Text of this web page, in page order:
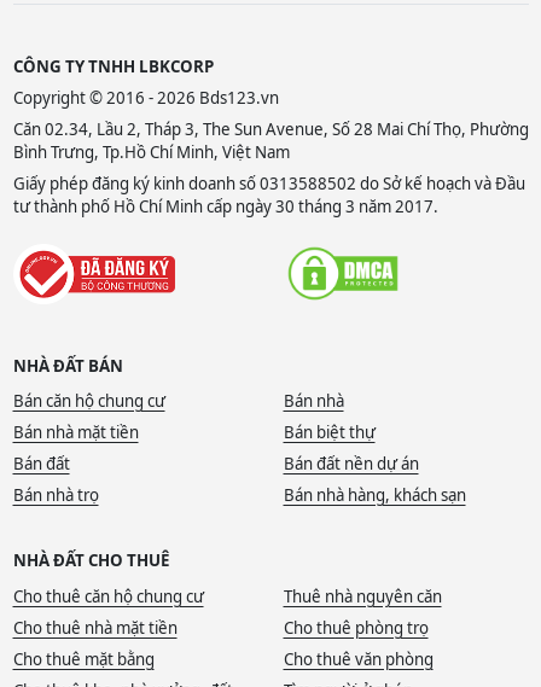
CÔNG TY TNHH LBKCORP
Copyright © 2016 - 2026 Bds123.vn
Căn 02.34, Lầu 2, Tháp 3, The Sun Avenue, Số 28 Mai Chí Thọ, Phường
Bình Trưng, Tp.Hồ Chí Minh, Việt Nam
Giấy phép đăng ký kinh doanh số 0313588502 do Sở kế hoạch và Đầu
tư thành phố Hồ Chí Minh cấp ngày 30 tháng 3 năm 2017.
NHÀ ĐẤT BÁN
Bán căn hộ chung cư
Bán nhà
Bán nhà mặt tiền
Bán biệt thự
Bán đất
Bán đất nền dự án
Bán nhà trọ
Bán nhà hàng, khách sạn
NHÀ ĐẤT CHO THUÊ
Cho thuê căn hộ chung cư
Thuê nhà nguyên căn
Cho thuê nhà mặt tiền
Cho thuê phòng trọ
Cho thuê mặt bằng
Cho thuê văn phòng